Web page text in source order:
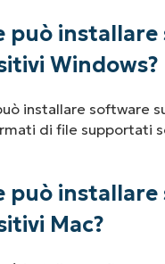
può
Windows?
installare software
di file supportati
può
Mac?